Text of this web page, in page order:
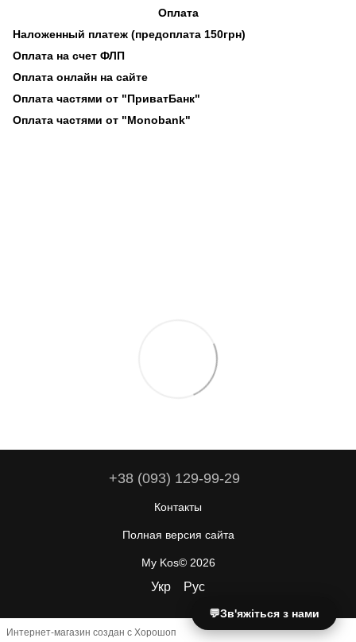
Оплата
Наложенный платеж (предоплата 150грн)
Оплата на счет ФЛП
Оплата онлайн на сайте
Оплата частями от "ПриватБанк"
Оплата частями от "Monobank"
+38 (093) 129-99-29
Контакты
Полная версия сайта
My Kos© 2026
Укр Рус
Интернет-магазин создан с Хорошоп
💬Зв'яжіться з нами